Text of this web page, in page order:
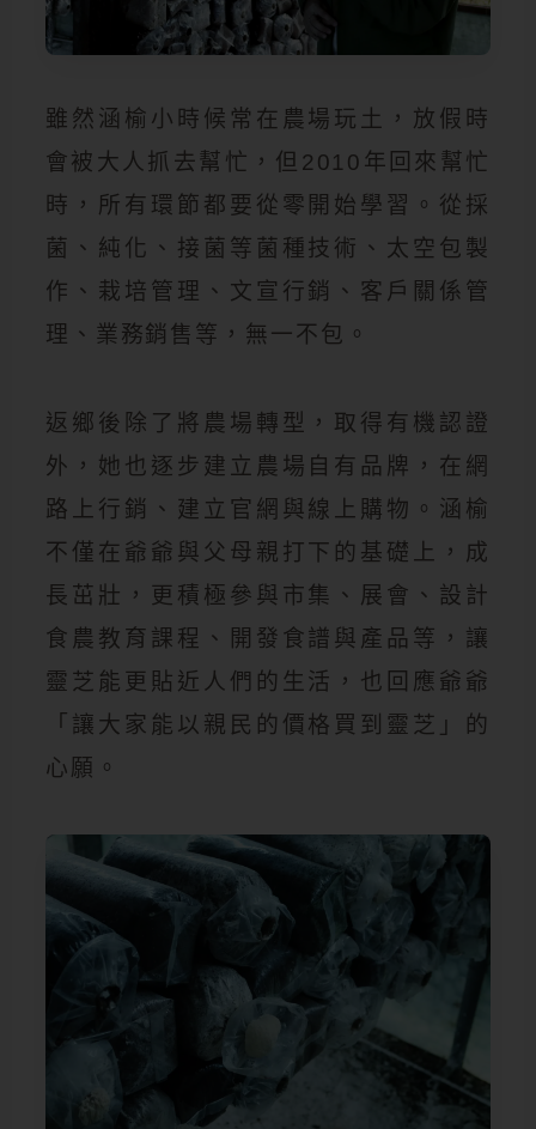
雖然涵榆小時候常在農場玩土，放假時
會被大人抓去幫忙，但2010年回來幫忙
時，所有環節都要從零開始學習。從採
菌、純化、接菌等菌種技術、太空包製
作、栽培管理、文宣行銷、客戶關係管
理、業務銷售等，無一不包。
返鄉後除了將農場轉型，取得有機認證
外，她也逐步建立農場自有品牌，在網
路上行銷、建立官網與線上購物。涵榆
不僅在爺爺與父母親打下的基礎上，成
長茁壯，更積極參與市集、展會、設計
食農教育課程、開發食譜與產品等，讓
靈芝能更貼近人們的生活，也回應爺爺
「讓大家能以親民的價格買到靈芝」的
心願。